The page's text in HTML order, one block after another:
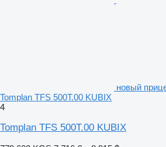
новый
Tomplan TFS 500T.00 KUBIX
4
Tomplan TFS 500T.00 KUBIX